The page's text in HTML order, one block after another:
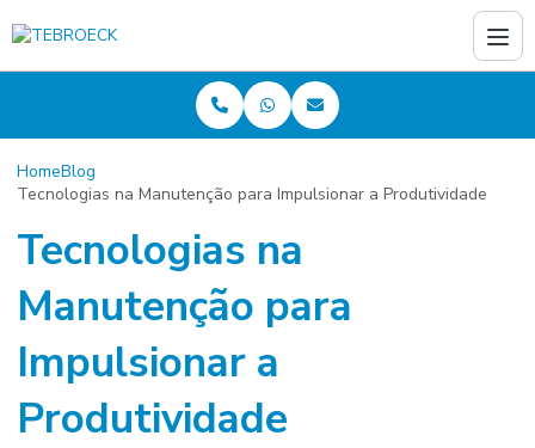
HomeBlog
Tecnologias na Manutenção para Impulsionar a Produtividade
Tecnologias na
Manutenção para
Impulsionar a
Produtividade